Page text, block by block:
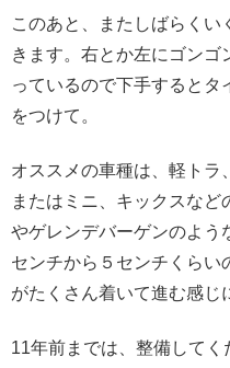
このあと、またしばらくい
きます。右とか左にゴン
っているので下手すると
をつけて。
オススメの車種は、軽トラ
またはミニ、キックスな
やゲレンデバーゲンのよう
センチから５センチくらい
がたくさん着いて進む感じ
11年前までは、整備して